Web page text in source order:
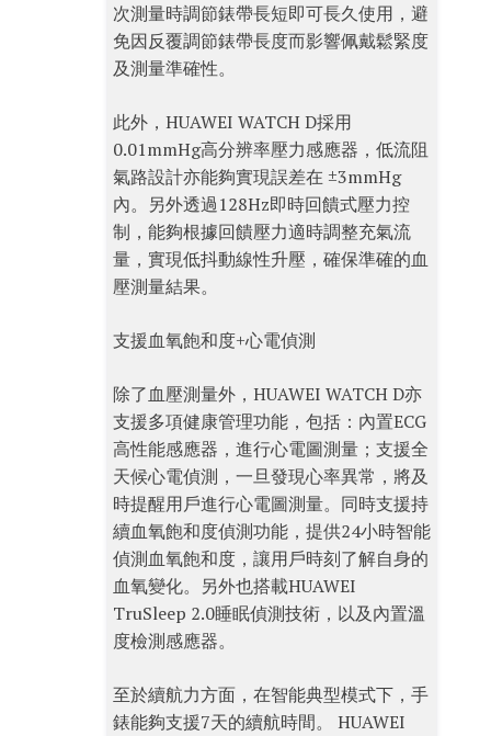
次測量時調節錶帶長短即可長久使用，避
免因反覆調節錶帶長度而影響佩戴鬆緊度
及測量準確性。
此外，HUAWEI WATCH D採用
0.01mmHg高分辨率壓力感應器，低流阻
氣路設計亦能夠實現誤差在 ±3mmHg
內。另外透過128Hz即時回饋式壓力控
制，能夠根據回饋壓力適時調整充氣流
量，實現低抖動線性升壓，確保準確的血
壓測量結果。
支援血氧飽和度+心電偵測
除了血壓測量外，HUAWEI WATCH D亦
支援多項健康管理功能，包括：內置ECG
高性能感應器，進行心電圖測量；支援全
天候心電偵測，一旦發現心率異常，將及
時提醒用戶進行心電圖測量。同時支援持
續血氧飽和度偵測功能，提供24小時智能
偵測血氧飽和度，讓用戶時刻了解自身的
血氧變化。另外也搭載HUAWEI
TruSleep 2.0睡眠偵測技術，以及內置溫
度檢測感應器。
至於續航力方面，在智能典型模式下，手
錶能夠支援7天的續航時間。 HUAWEI